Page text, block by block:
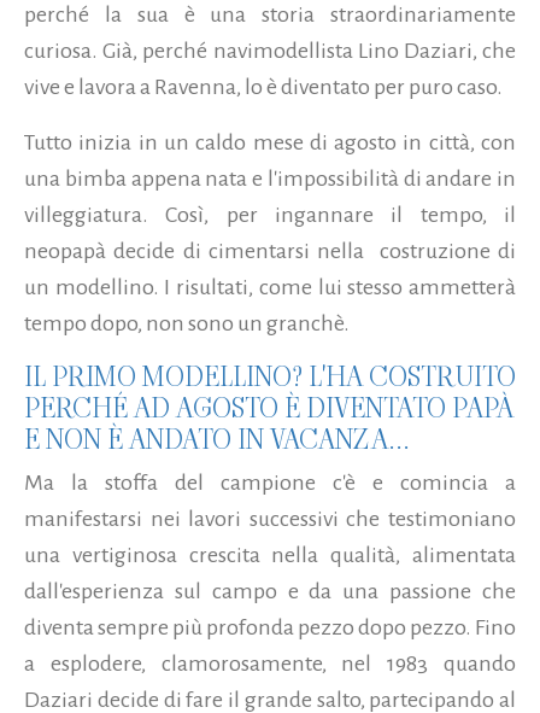
perché la sua è una storia straordinariamente
curiosa. Già, perché navimodellista Lino Daziari, che
vive e lavora a Ravenna, lo è diventato per puro caso.
Tutto inizia in un caldo mese di agosto in città, con
una bimba appena nata e l'impossibilità di andare in
villeggiatura. Così, per ingannare il tempo, il
neopapà decide di cimentarsi nella costruzione di
un modellino. I risultati, come lui stesso ammetterà
tempo dopo, non sono un granchè.
IL PRIMO MODELLINO? L'HA COSTRUITO
PERCHÉ AD AGOSTO È DIVENTATO PAPÀ
E NON È ANDATO IN VACANZA...
Ma la stoffa del campione c'è e comincia a
manifestarsi nei lavori successivi che testimoniano
una vertiginosa crescita nella qualità, alimentata
dall'esperienza sul campo e da una passione che
diventa sempre più profonda pezzo dopo pezzo. Fino
a esplodere, clamorosamente, nel 1983 quando
Daziari decide di fare il grande salto, partecipando al